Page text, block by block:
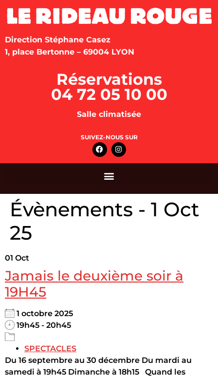
Direction Stéphane Casez
1, place Bertonne – 69004 LYON
Réservations
04 72 05 10 00
Salle climatisée
SUIVEZ-NOUS SUR
Évènements - 1 Oct
25
01 Oct
Jamais le deuxième soir à
19H45
1 octobre 2025
19h45 - 20h45
SPECTACLES
Du 16 septembre au 30 décembre Du mardi au
samedi à 19h45 Dimanche à 18h15 Quand les